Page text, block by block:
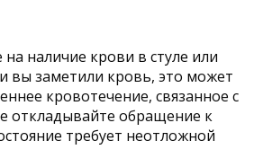
наличие крови в стуле или
вы заметили кровь, это может
кровотечение, связанное с
откладывайте обращение к
требует неотложной